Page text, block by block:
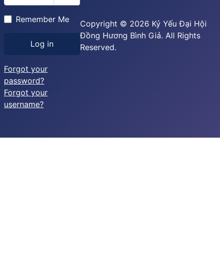
Show Password
Remember Me
Log in
Forgot your
password?
Forgot your
username?
Copyright © 2026 Kỷ Yếu Đại Hội
Đồng Hương Bình Giả. All Rights
Reserved.